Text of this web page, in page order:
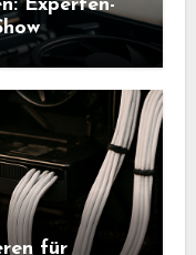
Experten-
für